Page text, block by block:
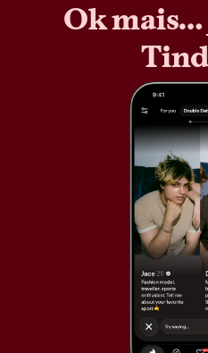
Ok mais…